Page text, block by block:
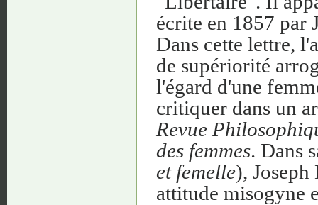
écrite en 1857 par
Dans cette lettre,
de supériorité
l'égard d'une
critiquer dans un
Revue
des femmes. Dans
et femelle), Joseph
attitude misogyne